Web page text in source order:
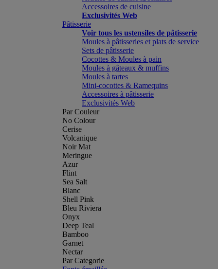
Accessoires de cuisine
Exclusivités Web
Pâtisserie
Voir tous les ustensiles de pâtisserie
Moules à pâtisseries et plats de service
Sets de pâtisserie
Cocottes & Moules à pain
Moules à gâteaux & muffins
Moules à tartes
Mini-cocottes & Ramequins
Accessoires à pâtisserie
Exclusivités Web
Par Couleur
No Colour
Cerise
Volcanique
Noir Mat
Meringue
Azur
Flint
Sea Salt
Blanc
Shell Pink
Bleu Riviera
Onyx
Deep Teal
Bamboo
Garnet
Nectar
Par Categorie